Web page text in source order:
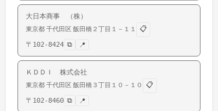
大日本商事 （株）
東京都 千代田区 飯田橋 ２丁目１－１１
📋
〒 102-8424 ⧉ 📍
ＫＤＤＩ 株式会社
東京都 千代田区 飯田橋 ３丁目１０－１０
📋
〒 102-8460 ⧉ 📍